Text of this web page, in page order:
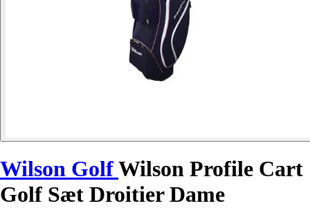
Wilson GolfWilson Profile Cart
Golf Sæt Droitier Dame